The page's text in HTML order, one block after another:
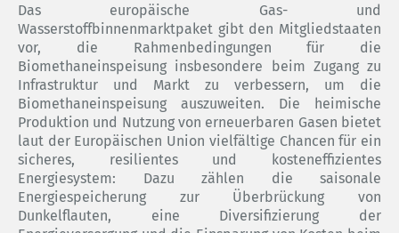
Das europäische Gas- und
Wasserstoffbinnenmarktpaket gibt den Mitgliedstaaten
vor, die Rahmenbedingungen für die
Biomethaneinspeisung insbesondere beim Zugang zu
Infrastruktur und Markt zu verbessern, um die
Biomethaneinspeisung auszuweiten. Die heimische
Produktion und Nutzung von erneuerbaren Gasen bietet
laut der Europäischen Union vielfältige Chancen für ein
sicheres, resilientes und kosteneffizientes
Energiesystem: Dazu zählen die saisonale
Energiespeicherung zur Überbrückung von
Dunkelflauten, eine Diversifizierung der